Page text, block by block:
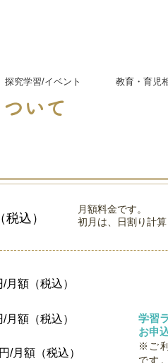
探究学習/イベント 教育・育児
いて
込）
月額料金です。
初月は、日割り計算
月額（税込）
月額（税込）
/月額（税込）
学習
お申
※ご
です